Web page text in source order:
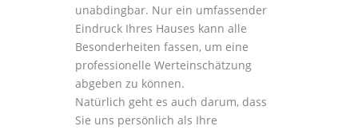
unabdingbar. Nur ein umfassender
Eindruck Ihres Hauses kann alle
Besonderheiten fassen, um eine
professionelle Werteinschätzung
abgeben zu können.
Natürlich geht es auch darum, dass
Sie uns persönlich als Ihre